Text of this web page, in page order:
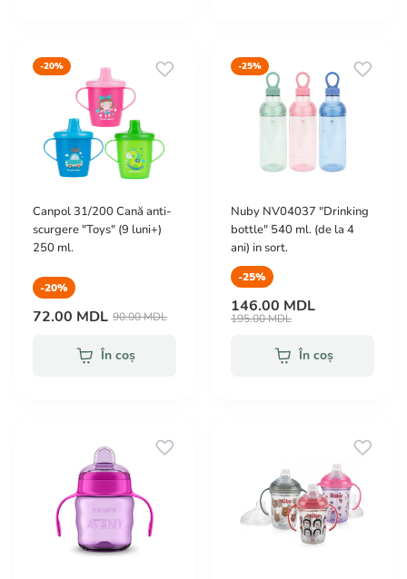
-20%
Canpol 31/200 Cană anti-
scurgere "Toys" (9 luni+)
250 ml.
-20%
72.00 MDL 90.00 MDL
În coș
-25%
Nuby NV04037 "Drinking
bottle" 540 ml. (de la 4
ani) in sort.
-25%
146.00 MDL
195.00 MDL
În coș